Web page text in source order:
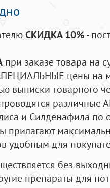
СКИДКА 10%-
при заказе товара на
цены на
выписки товарного
и Силденафила по
удобным для
без
препараты для